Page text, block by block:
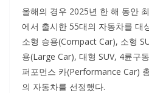
올해의 경우 2025년 한 해 동안
에서 출시한 55대의 자동차를 대
소형 승용(Compact Car), 소형
용(Large Car), 대형 SUV, 4륜구
퍼포먼스 카(Performance Car)
의 자동차를 선정했다.